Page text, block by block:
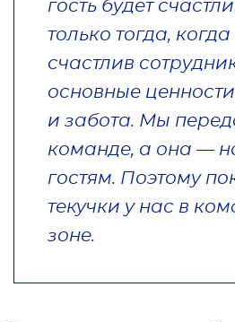
гость будет
только тогда, когда
счастлив
основные
и забота. Мы
команде, а она —
гостям. Поэтому
текучки у нас в
зоне.